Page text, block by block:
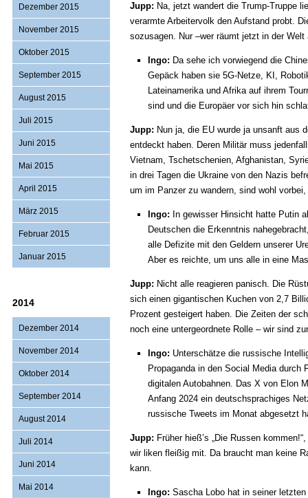
Dezember 2015
November 2015
Oktober 2015
September 2015
August 2015
Juli 2015
Juni 2015
Mai 2015
April 2015
März 2015
Februar 2015
Januar 2015
2014
Dezember 2014
November 2014
Oktober 2014
September 2014
August 2014
Juli 2014
Juni 2014
Mai 2014
Jupp: Na, jetzt wandert die Trump-Truppe
verarmte Arbeitervolk den Aufstand probt.
sozusagen. Nur –wer räumt jetzt in der
Ingo: Da sehe ich vorwiegend die
Gepäck haben sie 5G-Netze, KI,
Lateinamerika und Afrika auf ihrem
sind und die Europäer vor sich hin
Jupp: Nun ja, die EU wurde ja unsanft aus
entdeckt haben. Deren Militär muss
Vietnam, Tschetschenien, Afghanistan,
in drei Tagen die Ukraine von den Nazis
um im Panzer zu wandern, sind wohl
Ingo: In gewisser Hinsicht hatte Putin
Deutschen die Erkenntnis
alle Defizite mit den Geldern unserer
Aber es reichte, um uns alle in eine
Jupp: Nicht alle reagieren panisch. Die
sich einen gigantischen Kuchen von 2,7
Prozent gesteigert haben. Die Zeiten der
noch eine untergeordnete Rolle – wir sind
Ingo: Unterschätze die russische
Propaganda in den Social Media
digitalen Autobahnen. Das X von Elon
Anfang 2024 ein deutschsprachiges
russische Tweets im Monat abgesetzt
Jupp: Früher hieß’s „Die Russen
wir liken fleißig mit. Da braucht man keine
kann.
Ingo: Sascha Lobo hat in seiner